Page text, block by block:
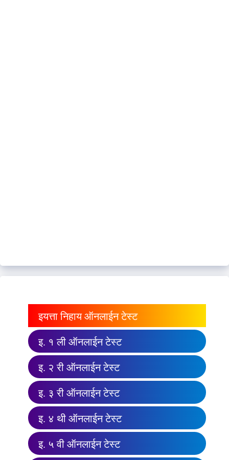
इयत्ता निहाय ऑनलाईन टेस्ट
इ. १ ली ऑनलाईन टेस्ट
इ. २ री ऑनलाईन टेस्ट
इ. ३ री ऑनलाईन टेस्ट
इ. ४ थी ऑनलाईन टेस्ट
इ. ५ वी ऑनलाईन टेस्ट